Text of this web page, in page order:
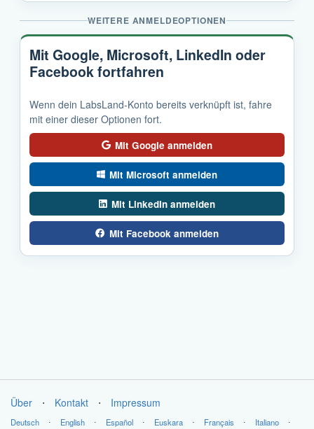
WEITERE ANMELDEOPTIONEN
Mit Google, Microsoft, LinkedIn oder
Facebook fortfahren
Wenn dein LabsLand-Konto bereits verknüpft ist, fahre
mit einer dieser Optionen fort.
Mit Google anmelden
Mit Microsoft anmelden
Mit LinkedIn anmelden
Mit Facebook anmelden
Über ⋅ Kontakt ⋅ Impressum
Deutsch ⋅ English ⋅ Español ⋅ Euskara ⋅ Français ⋅ Italiano
⋅